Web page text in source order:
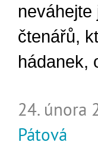
čtenářů,
hádanek,
24. února
Pátová